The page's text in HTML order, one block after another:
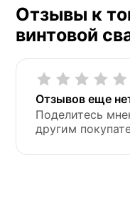
Отзывы к
винтовой
Отзывов еще
Поделитесь
другим